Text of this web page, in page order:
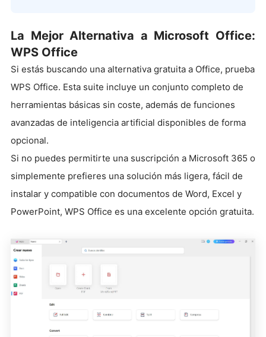
La Mejor Alternativa a Microsoft Office:
WPS Office
Si estás buscando una alternativa gratuita a Office, prueba
WPS Office. Esta suite incluye un conjunto completo de
herramientas básicas sin coste, además de funciones
avanzadas de inteligencia artificial disponibles de forma
opcional.
Si no puedes permitirte una suscripción a Microsoft 365 o
simplemente prefieres una solución más ligera, fácil de
instalar y compatible con documentos de Word, Excel y
PowerPoint, WPS Office es una excelente opción gratuita.